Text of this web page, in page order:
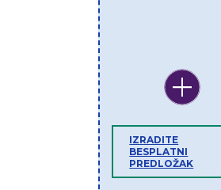
IZRADITE
BESPLATNI
PREDLOŽAK